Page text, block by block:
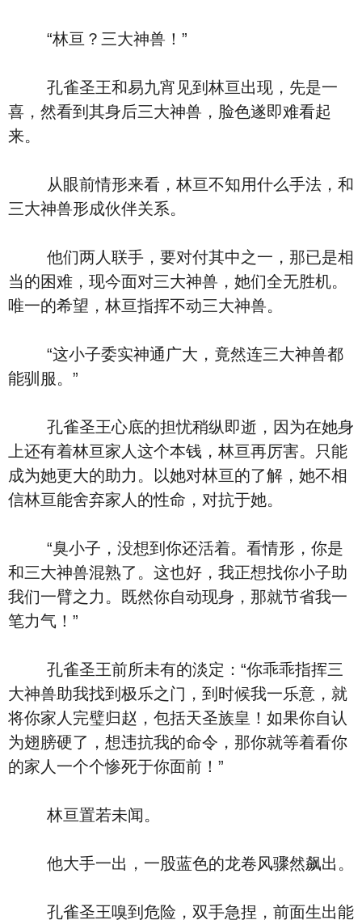
“林亘？三大神兽！”
孔雀圣王和易九宵见到林亘出现，先是一
喜，然看到其身后三大神兽，脸色遂即难看起
来。
从眼前情形来看，林亘不知用什么手法，和
三大神兽形成伙伴关系。
他们两人联手，要对付其中之一，那已是相
当的困难，现今面对三大神兽，她们全无胜机。
唯一的希望，林亘指挥不动三大神兽。
“这小子委实神通广大，竟然连三大神兽都
能驯服。”
孔雀圣王心底的担忧稍纵即逝，因为在她身
上还有着林亘家人这个本钱，林亘再厉害。只能
成为她更大的助力。以她对林亘的了解，她不相
信林亘能舍弃家人的性命，对抗于她。
“臭小子，没想到你还活着。看情形，你是
和三大神兽混熟了。这也好，我正想找你小子助
我们一臂之力。既然你自动现身，那就节省我一
笔力气！”
孔雀圣王前所未有的淡定：“你乖乖指挥三
大神兽助我找到极乐之门，到时候我一乐意，就
将你家人完璧归赵，包括天圣族皇！如果你自认
为翅膀硬了，想违抗我的命令，那你就等着看你
的家人一个个惨死于你面前！”
林亘置若未闻。
他大手一出，一股蓝色的龙卷风骤然飙出。
孔雀圣王嗅到危险，双手急捏，前面生出能